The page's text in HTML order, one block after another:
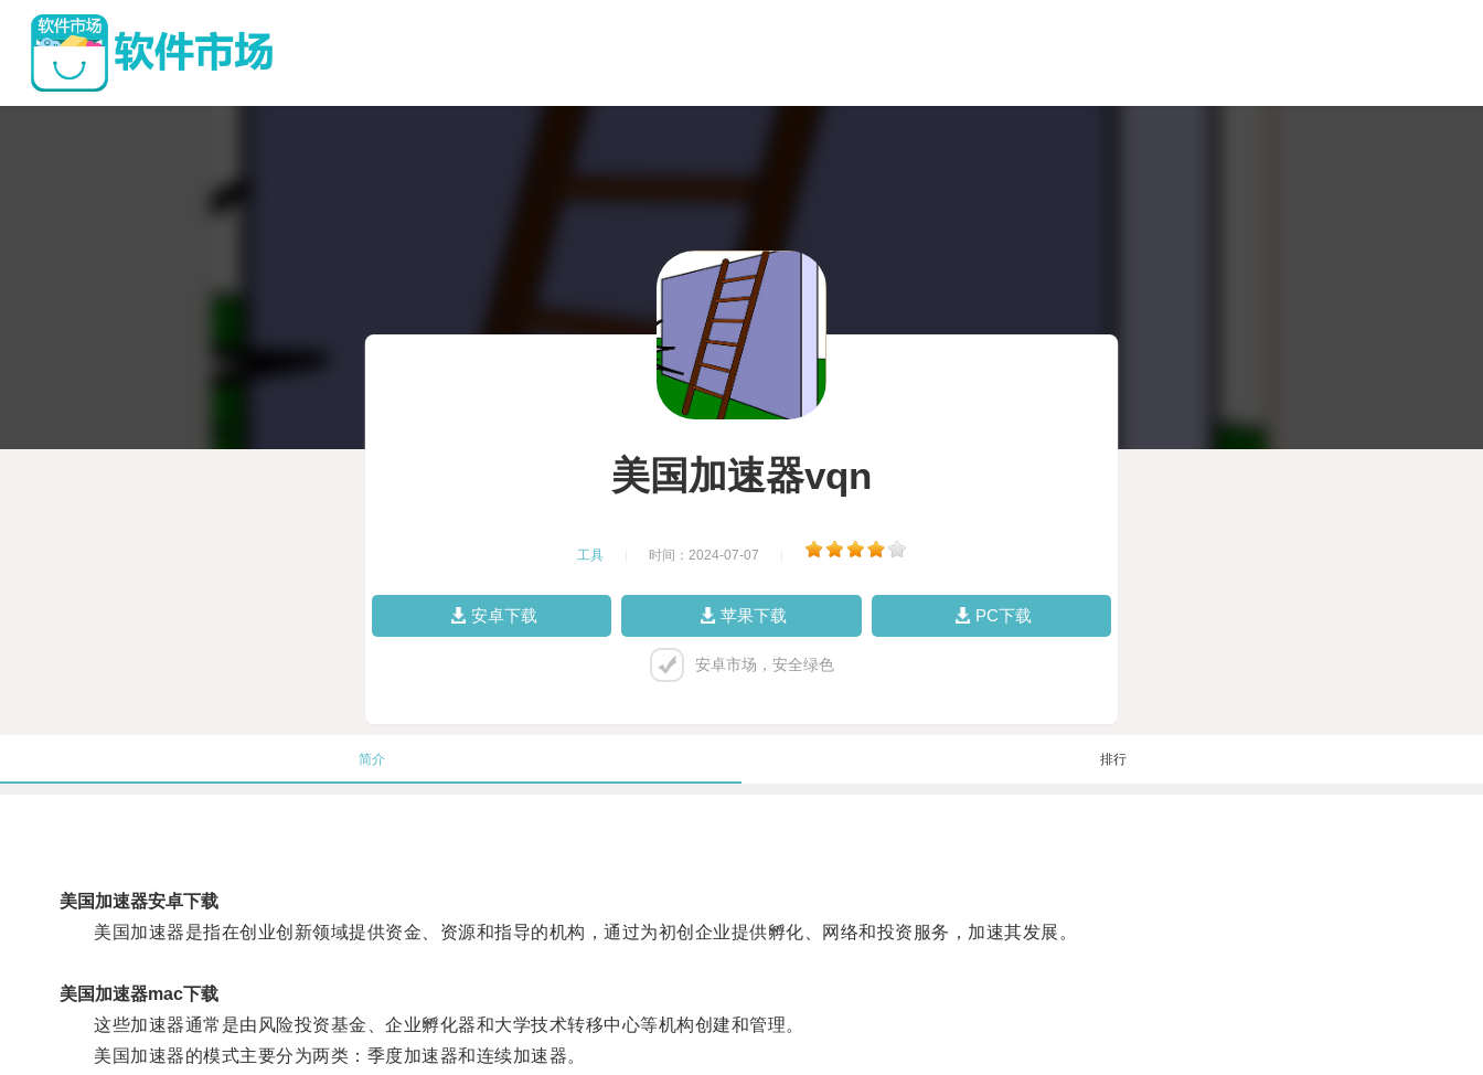
美国加速器vqn
工具 时间：2024-07-07
安卓下载 苹果下载 PC下载
安卓市场，安全绿色
简介 排行
美国加速器安卓下载
美国加速器是指在创业创新领域提供资金、资源和指导的机构，通过为初创企业提供孵化、网络和投资服务，加速其发展。
美国加速器mac下载
这些加速器通常是由风险投资基金、企业孵化器和大学技术转移中心等机构创建和管理。
美国加速器的模式主要分为两类：季度加速器和连续加速器。